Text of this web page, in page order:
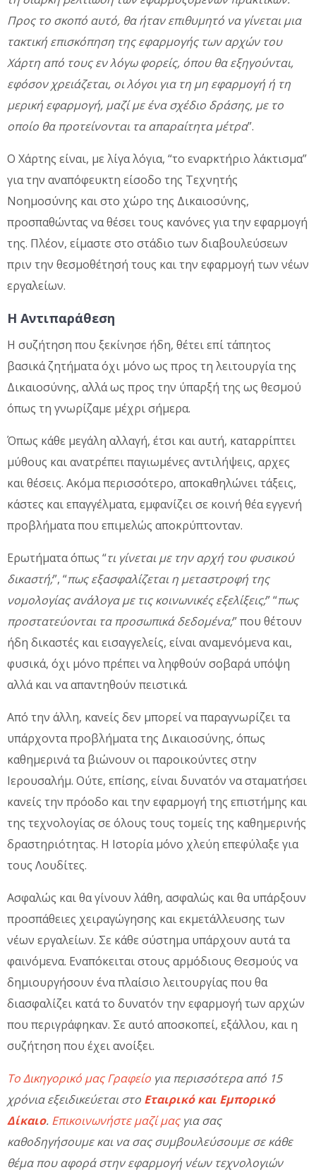
Προς το σκοπό αυτό, θα ήταν επιθυμητό να γίνεται μια
τακτική επισκόπηση της εφαρμογής των αρχών του
Χάρτη από τους εν λόγω φορείς, όπου θα εξηγούνται,
εφόσον χρειάζεται, οι λόγοι για τη μη εφαρμογή ή τη
μερική εφαρμογή, μαζί με ένα σχέδιο δράσης, με το
οποίο θα προτείνονται τα απαραίτητα μέτρα”.
Ο Χάρτης είναι, με λίγα λόγια, “το εναρκτήριο λάκτισμα”
για την αναπόφευκτη είσοδο της Τεχνητής
Νοημοσύνης και στο χώρο της Δικαιοσύνης,
προσπαθώντας να θέσει τους κανόνες για την εφαρμογή
της. Πλέον, είμαστε στο στάδιο των διαβουλεύσεων
πριν την θεσμοθέτησή τους και την εφαρμογή των νέων
εργαλείων.
Η Αντιπαράθεση
Η συζήτηση που ξεκίνησε ήδη, θέτει επί τάπητος
βασικά ζητήματα όχι μόνο ως προς τη λειτουργία της
Δικαιοσύνης, αλλά ως προς την ύπαρξή της ως θεσμού
όπως τη γνωρίζαμε μέχρι σήμερα.
Όπως κάθε μεγάλη αλλαγή, έτσι και αυτή, καταρρίπτει
μύθους και ανατρέπει παγιωμένες αντιλήψεις, αρχες
και θέσεις. Ακόμα περισσότερο, αποκαθηλώνει τάξεις,
κάστες και επαγγέλματα, εμφανίζει σε κοινή θέα εγγενή
προβλήματα που επιμελώς αποκρύπτονταν.
Ερωτήματα όπως “τι γίνεται με την αρχή του φυσικού
δικαστή;”, “πως εξασφαλίζεται η μεταστροφή της
νομολογίας ανάλογα με τις κοινωνικές εξελίξεις;” “πως
προστατεύονται τα προσωπικά δεδομένα;” που θέτουν
ήδη δικαστές και εισαγγελείς, είναι αναμενόμενα και,
φυσικά, όχι μόνο πρέπει να ληφθούν σοβαρά υπόψη
αλλά και να απαντηθούν πειστικά.
Από την άλλη, κανείς δεν μπορεί να παραγνωρίζει τα
υπάρχοντα προβλήματα της Δικαιοσύνης, όπως
καθημερινά τα βιώνουν οι παροικούντες στην
Ιερουσαλήμ. Ούτε, επίσης, είναι δυνατόν να σταματήσει
κανείς την πρόοδο και την εφαρμογή της επιστήμης και
της τεχνολογίας σε όλους τους τομείς της καθημερινής
δραστηριότητας. Η Ιστορία μόνο χλεύη επεφύλαξε για
τους Λουδίτες.
Ασφαλώς και θα γίνουν λάθη, ασφαλώς και θα υπάρξουν
προσπάθειες χειραγώγησης και εκμετάλλευσης των
νέων εργαλείων. Σε κάθε σύστημα υπάρχουν αυτά τα
φαινόμενα. Εναπόκειται στους αρμόδιους Θεσμούς να
δημιουργήσουν ένα πλαίσιο λειτουργίας που θα
διασφαλίζει κατά το δυνατόν την εφαρμογή των αρχών
που περιγράφηκαν. Σε αυτό αποσκοπεί, εξάλλου, και η
συζήτηση που έχει ανοίξει.
Το Δικηγορικό μας Γραφείο για περισσότερα από 15
χρόνια εξειδικεύεται στο Εταιρικό και Εμπορικό
Δίκαιο. Επικοινωνήστε μαζί μαςγια σας
καθοδηγήσουμε και να σας συμβουλεύσουμε σε κάθε
θέμα που αφορά στην εφαρμογή νέων τεχνολογιών